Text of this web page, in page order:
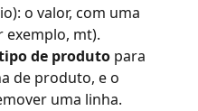
o valor, com uma
exemplo, mt).
de produto para
de produto, e o
uma linha.